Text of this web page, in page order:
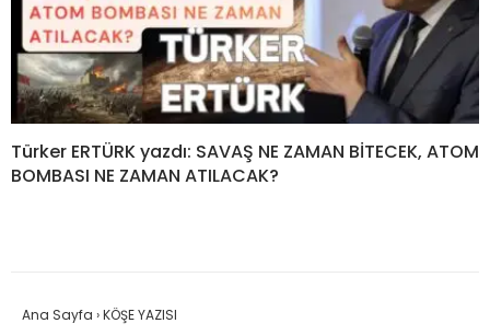
Türker ERTÜRK yazdı: SAVAŞ NE ZAMAN BİTECEK, ATOM
BOMBASI NE ZAMAN ATILACAK?
Ana Sayfa ›KÖŞE YAZISI